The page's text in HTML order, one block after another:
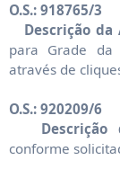
O.S.: 918765/3
Descrição da
para Grade da
através de
O.S.: 920209/6
Descrição
conforme